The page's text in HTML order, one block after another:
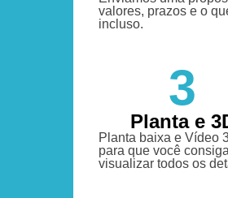
valores, prazos e o
incluso.
3
Planta e
Planta baixa e Vídeo
para que você consiga
visualizar todos os